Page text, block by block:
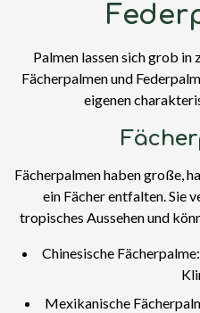
Palmen lassen sich grob
Fächerpalmen und
eigenen
Fächerpalmen haben große,
ein Fächer entfalten. Sie
tropisches Aussehen und
Chinesische
Mexikanische